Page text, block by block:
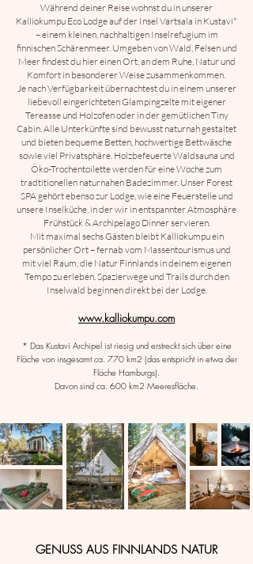
Während deiner Reise wohnst du in unserer
Kalliokumpu Eco Lodge auf der Insel Vartsala in Kustavi*
– einem kleinen, nachhaltigen Inselrefugium im
finnischen Schärenmeer. Umgeben von Wald, Felsen und
Meer findest du hier einen Ort, an dem Ruhe, Natur und
Komfort in besonderer Weise zusammenkommen.
Je nach Verfügbarkeit übernachtest du in einem unserer
liebevoll eingerichteten Glampingzelte mit eigener
Tereasse und Holzofen oder in der gemütlichen Tiny
Cabin. Alle Unterkünfte sind bewusst naturnah gestaltet
und bieten bequeme Betten, hochwertige Bettwäsche
sowie viel Privatsphäre. Holzbefeuerte Waldsauna und
Öko-Trochentoilette werden für eine Woche zum
tradtitionellen naturnahen Badezimmer. Unser Forest
SPA gehört ebenso zur Lodge, wie eine Feuerstelle und
unsere Inselküche, in der wir in entspannter Atmosphäre
Frühstück & Archipelago Dinner servieren.
Mit maximal sechs Gästen bleibt Kalliokumpu ein
persönlicher Ort – fernab vom Massentourismus und
mit viel Raum, die Natur Finnlands in deinem eigenen
Tempo zu erleben. Spazierwege und Trails durch den
Inselwald beginnen direkt bei der Lodge.
www.kalliokumpu.com
* Das Kustavi Archipel ist riesig und erstreckt sich über eine
Fläche von insgesamt ca. 770 km2 (das entspricht in etwa der
Fläche Hamburgs).
Davon sind ca. 600 km2 Meeresfläche.
GENUSS AUS FINNLANDS NATUR